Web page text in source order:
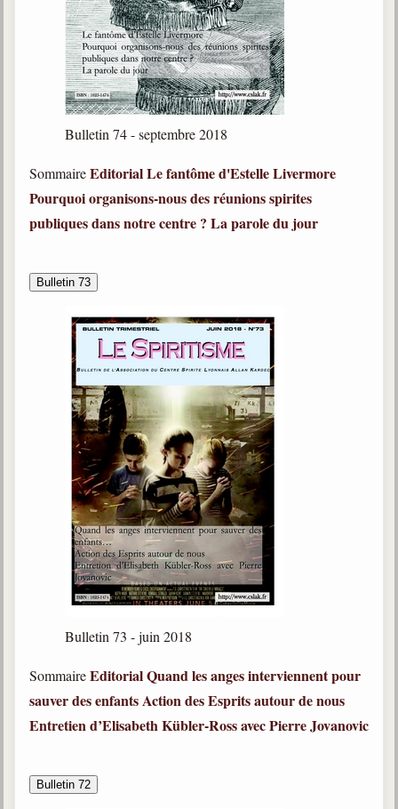
Bulletin 74 - septembre 2018
SommaireEditorialLe fantôme d'Estelle Livermore
Pourquoi organisons-nous des réunions spirites
publiques dans notre centre ? La parole du jour
Bulletin 73
Bulletin 73 - juin 2018
SommaireEditorialQuand les anges interviennent pour
sauver des enfantsAction des Esprits autour de nous
Entretien d’Elisabeth Kübler-Ross avec Pierre Jovanovic
Bulletin 72